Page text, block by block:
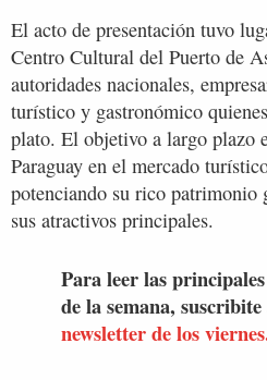
El acto de presentación tuvo
Centro Cultural del Puerto de
autoridades nacionales,
turístico y gastronómico
plato. El objetivo a largo plazo
Paraguay en el mercado
potenciando su rico patrimonio
sus atractivos principales.
Para leer las
de la semana,
newsletter de los